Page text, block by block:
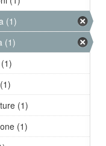
(1)
(1)
(1)
(1)